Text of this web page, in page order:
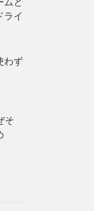
ライ
わず
そ